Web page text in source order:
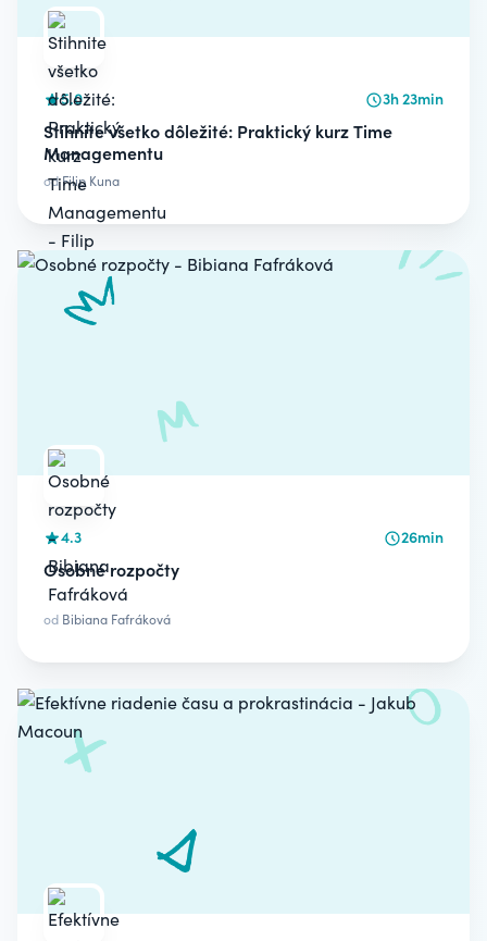
5.0 3h 23min
Stihnite všetko dôležité: Praktický kurz Time
Managementu
odFilip Kuna
4.3 26min
Osobné rozpočty
od Bibiana Fafráková